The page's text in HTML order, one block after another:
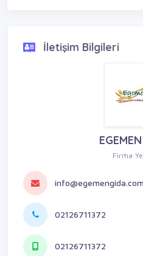
İletişim Bilgileri
Firma
info@egemengida.com
02126711372
02126711372